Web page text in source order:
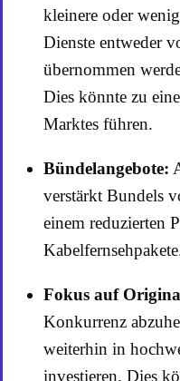
kleinere oder
Dienste entweder
übernommen
Dies könnte zu
Marktes führen.
Bündelangebote:
verstärkt Bundels
einem reduzierten
Fokus auf
Konkurrenz
weiterhin in
investieren. Dies